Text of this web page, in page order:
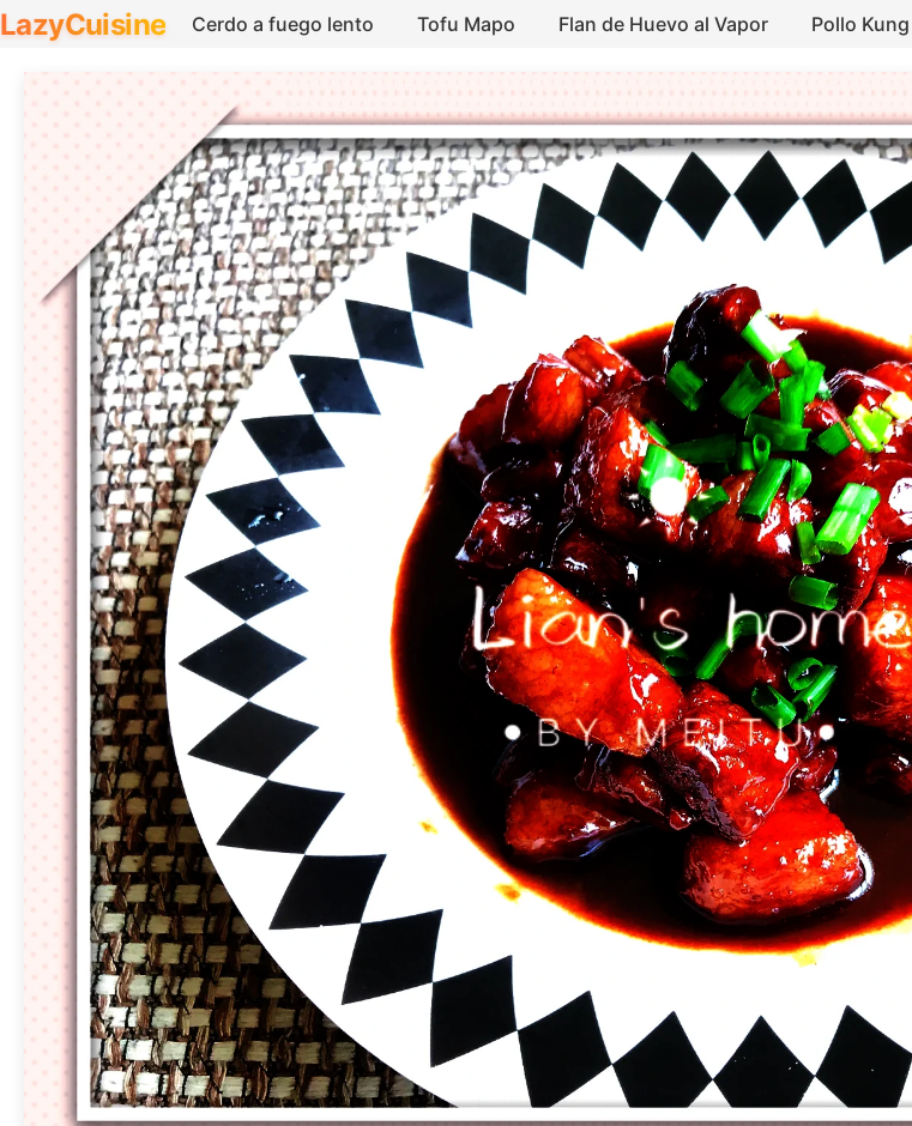
LazyCuisine Cerdo a fuego lento Tofu Mapo Flan de Huevo al Vapor Pollo